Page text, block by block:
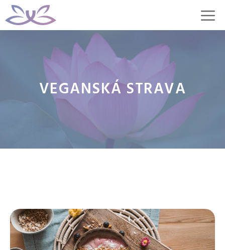
Přeskočit
na
VEGANSKÁ STRAVA